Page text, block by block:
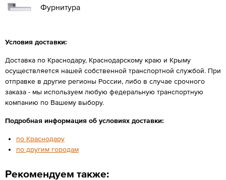
Фурнитура
Условия доставки:
Доставка по Краснодару, Краснодарскому краю и Крыму
осуществляется нашей собственной транспортной службой. При
отправке в другие регионы России, либо в случае срочного
заказа - мы используем любую федеральную транспортную
компанию по Вашему выбору.
Подробная информация об условиях доставки:
по Краснодару
по другим городам
Рекомендуем также: